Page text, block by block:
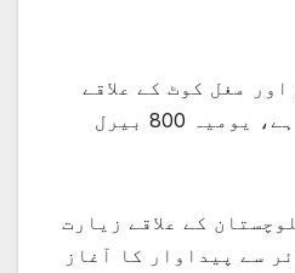
مغل کوٹ کے علاقے
کی یہ پہلی دریافت ہے، یومیہ 800 بیرل
کے علاقے زیارت
سے پیداوار کا آغاز